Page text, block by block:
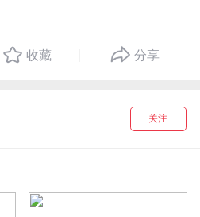
收藏 分享
关注